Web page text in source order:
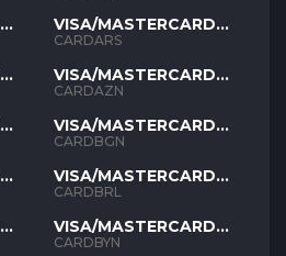
VISA/MASTERCARD
ARS
CARDARS
VISA/MASTERCARD
AZN
CARDAZN
VISA/MASTERCARD
BGN
CARDBGN
VISA/MASTERCARD
BRL
CARDBRL
VISA/MASTERCARD
BYN
CARDBYN